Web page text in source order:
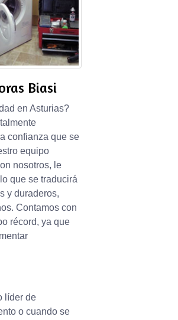
Biasi
en Asturias?
confianza que se
equipo
nosotros, le
que se traducirá
y duraderos,
Contamos con
récord, ya que
líder de
o cuando se